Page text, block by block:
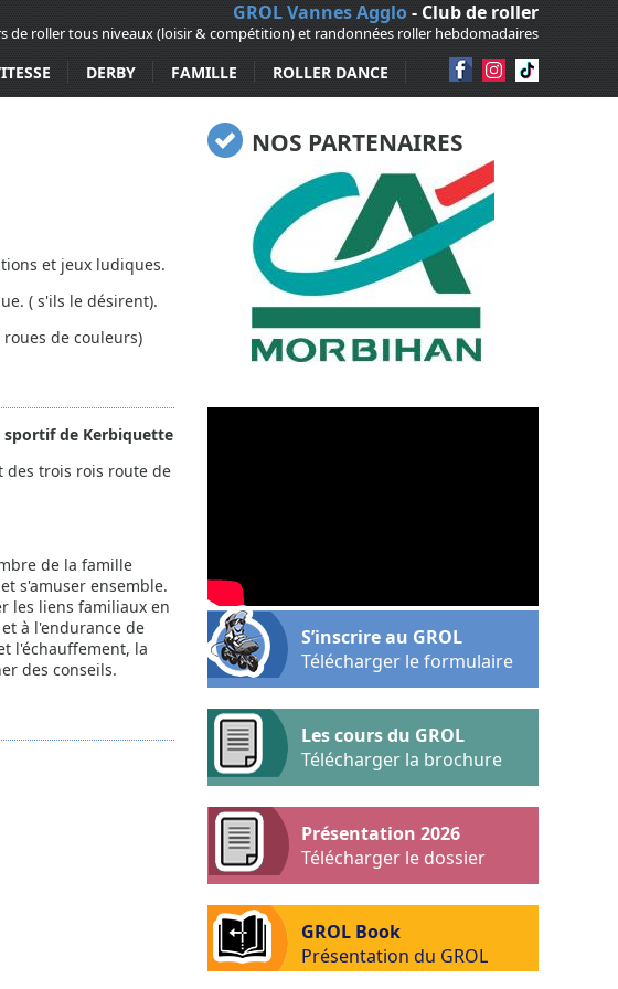
GROL Vannes Agglo- Club de roller
de roller tous niveaux (loisir & compétition) et randonnées roller hebdomadaires
DERBY FAMILLE ROLLER DANCE
et jeux ludiques.
( s'ils le désirent).
de couleurs)
sportif de Kerbiquette
des trois rois route de
de la famille
s'amuser ensemble.
les liens familiaux en
à l'endurance de
l'échauffement, la
des conseils.
NOS PARTENAIRES
S’inscrire au GROL
Télécharger le formulaire
Les cours du GROL
Télécharger la brochure
Présentation 2026
Télécharger le dossier
GROL Book
Présentation du GROL